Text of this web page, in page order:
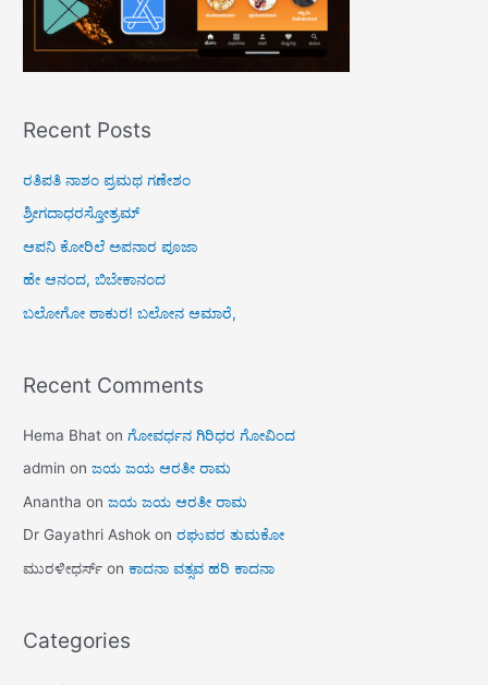
Recent Posts
ರತಿಪತಿ ನಾಶಂ ಪ್ರಮಥ ಗಣೇಶಂ
ಶ್ರೀಗದಾಧರಸ್ತೋತ್ರಮ್
ಆಪನಿ ಕೋರಿಲೆ ಅಪನಾರ ಪೂಜಾ
ಹೇ ಆನಂದ, ಬಿಬೇಕಾನಂದ
ಬಲೋಗೋ ಠಾಕುರ! ಬಲೋನ ಆಮಾರೆ,
Recent Comments
Hema Bhat onಗೋವರ್ಧನ ಗಿರಿಧರ ಗೋವಿಂದ
admin onಜಯ ಜಯ ಆರತೀ ರಾಮ
Anantha onಜಯ ಜಯ ಆರತೀ ರಾಮ
Dr Gayathri Ashok onರಘುವರ ತುಮಕೋ
ಮುರಳೀಧರ್ಸ್ onಕಾದನಾ ವತ್ಸವ ಹರಿ ಕಾದನಾ
Categories